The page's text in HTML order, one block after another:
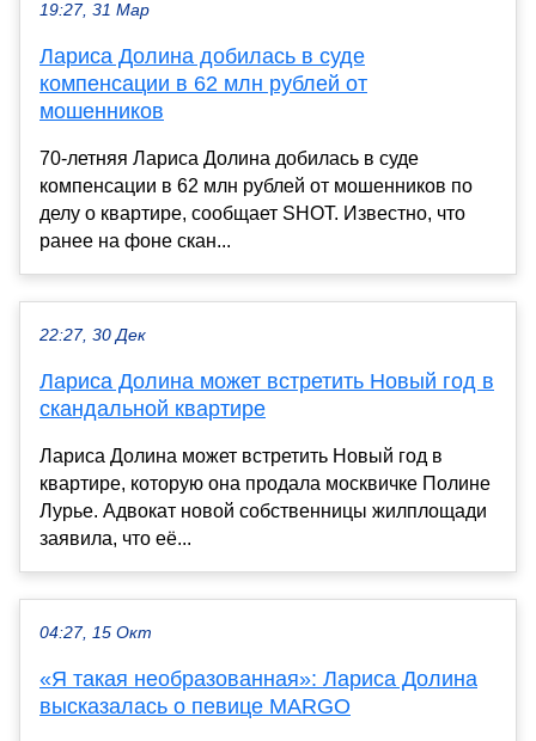
19:27, 31 Мар
Лариса Долина добилась в суде
компенсации в 62 млн рублей от
мошенников
70-летняя Лариса Долина добилась в суде
компенсации в 62 млн рублей от мошенников по
делу о квартире, сообщает SHOT. Известно, что
ранее на фоне скан...
22:27, 30 Дек
Лариса Долина может встретить Новый год в
скандальной квартире
Лариса Долина может встретить Новый год в
квартире, которую она продала москвичке Полине
Лурье. Адвокат новой собственницы жилплощади
заявила, что её...
04:27, 15 Окт
«Я такая необразованная»: Лариса Долина
высказалась о певице MARGO